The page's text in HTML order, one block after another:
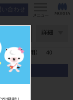
合わせ
メニュー
詳細
ージェリー用） 40
リー